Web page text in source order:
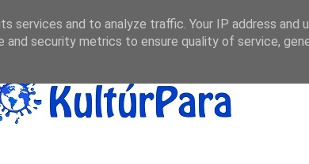
services and to analyze traffic. Your IP address and
and security metrics to ensure quality of service,